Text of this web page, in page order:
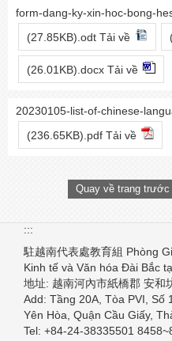
form-dang-ky-xin-hoc-bong-
(27.85KB).odt Tải về
(26.01KB).docx Tải về
20230105-list-of-chinese-
(236.65KB).pdf Tải về
Quay về trang trước
:::
駐越南代表處教育組 Phòng
Kinh tế và Văn hóa Đài Bắc
地址: 越南河內市紙橋郡 安和
Add: Tầng 20A, Tòa PVI, Số
Yên Hòa, Quận Cầu Giấy,
Tel: +84-24-38335501